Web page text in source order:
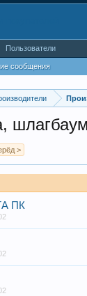
>
ПК
сообщения
Пользователи